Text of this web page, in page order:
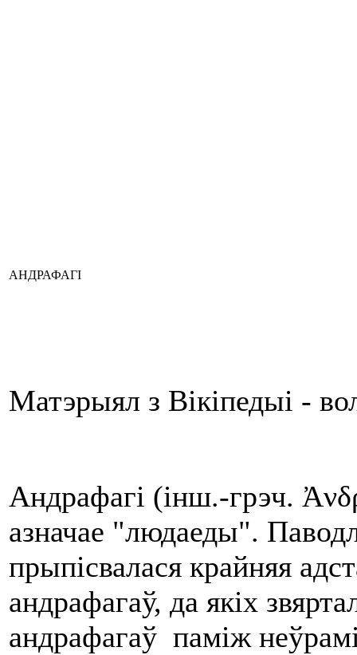
АНДРАФАГІ
Матэрыял з Вікіпедыі -
Андрафагі (інш.-грэч.
азначае "людаеды".
прыпісвалася крайняя
андрафагаў, да якіх
андрафагаў паміж